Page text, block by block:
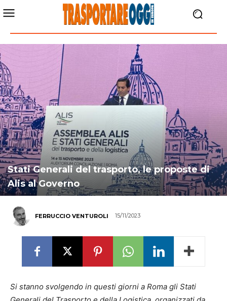
Stati Generali del trasporto, le proposte di
Alis al Governo
FERRUCCIO VENTUROLI 15/11/2023
Si stanno svolgendo in questi giorni a Roma gli Stati